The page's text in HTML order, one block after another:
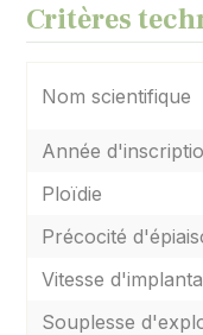
Critères
Nom scientifique
Année
Ploïdie
Précocité
Vitesse
Souplesse